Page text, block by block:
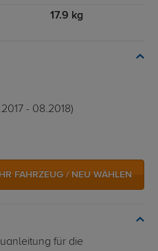
17.9 kg
- 08.2018)
FAHRZEUG / NEU WÄHLEN
für die